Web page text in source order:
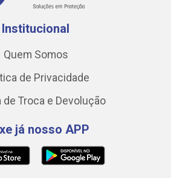
Institucional
Quem Somos
de Privacidade
de Troca e Devolução
já nosso APP